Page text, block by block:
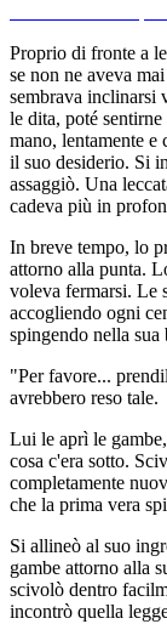
Proprio di fronte a
se non ne aveva
sembrava inclinarsi
le dita, poté
mano, lentamente e
il suo desiderio. Si
assaggiò. Una
cadeva più in
In breve tempo, lo
attorno alla punta.
voleva fermarsi. Le
accogliendo ogni
spingendo nella sua
"Per favore...
avrebbero reso tale.
Lui le aprì le
cosa c'era sotto.
completamente
che la prima vera
Si allineò al suo
gambe attorno alla
scivolò dentro
incontrò quella